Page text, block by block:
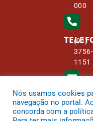
000
(91)
3756-
1151
E-
Nós usamos cookies
navegação no portal.
concorda com a